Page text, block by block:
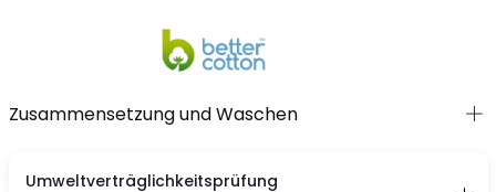
Zusammensetzung und Waschen